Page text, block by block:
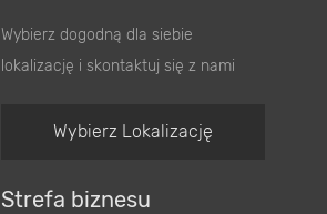
Wybierz dogodną dla siebie
lokalizację i skontaktuj się z nami
Wybierz Lokalizację
Strefa biznesu